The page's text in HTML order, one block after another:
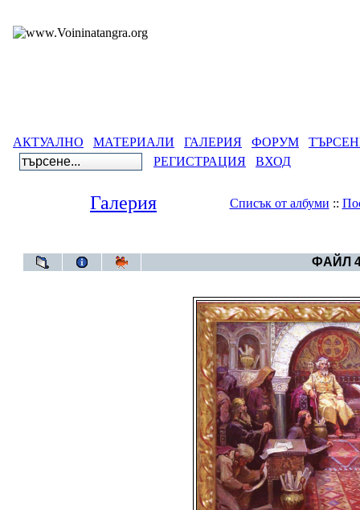
АКТУАЛНО МАТЕРИАЛИ ГАЛЕРИЯ ФОРУМ
РЕГИСТРАЦИЯ
ВХОД
Галерия Списък от албуми ::
ФАЙЛ